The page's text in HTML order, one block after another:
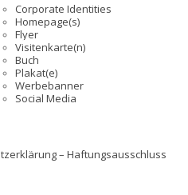
Corporate Identities
Homepage(s)
Flyer
Visitenkarte(n)
Buch
Plakat(e)
Werbebanner
Social Media
– Haftungsausschluss